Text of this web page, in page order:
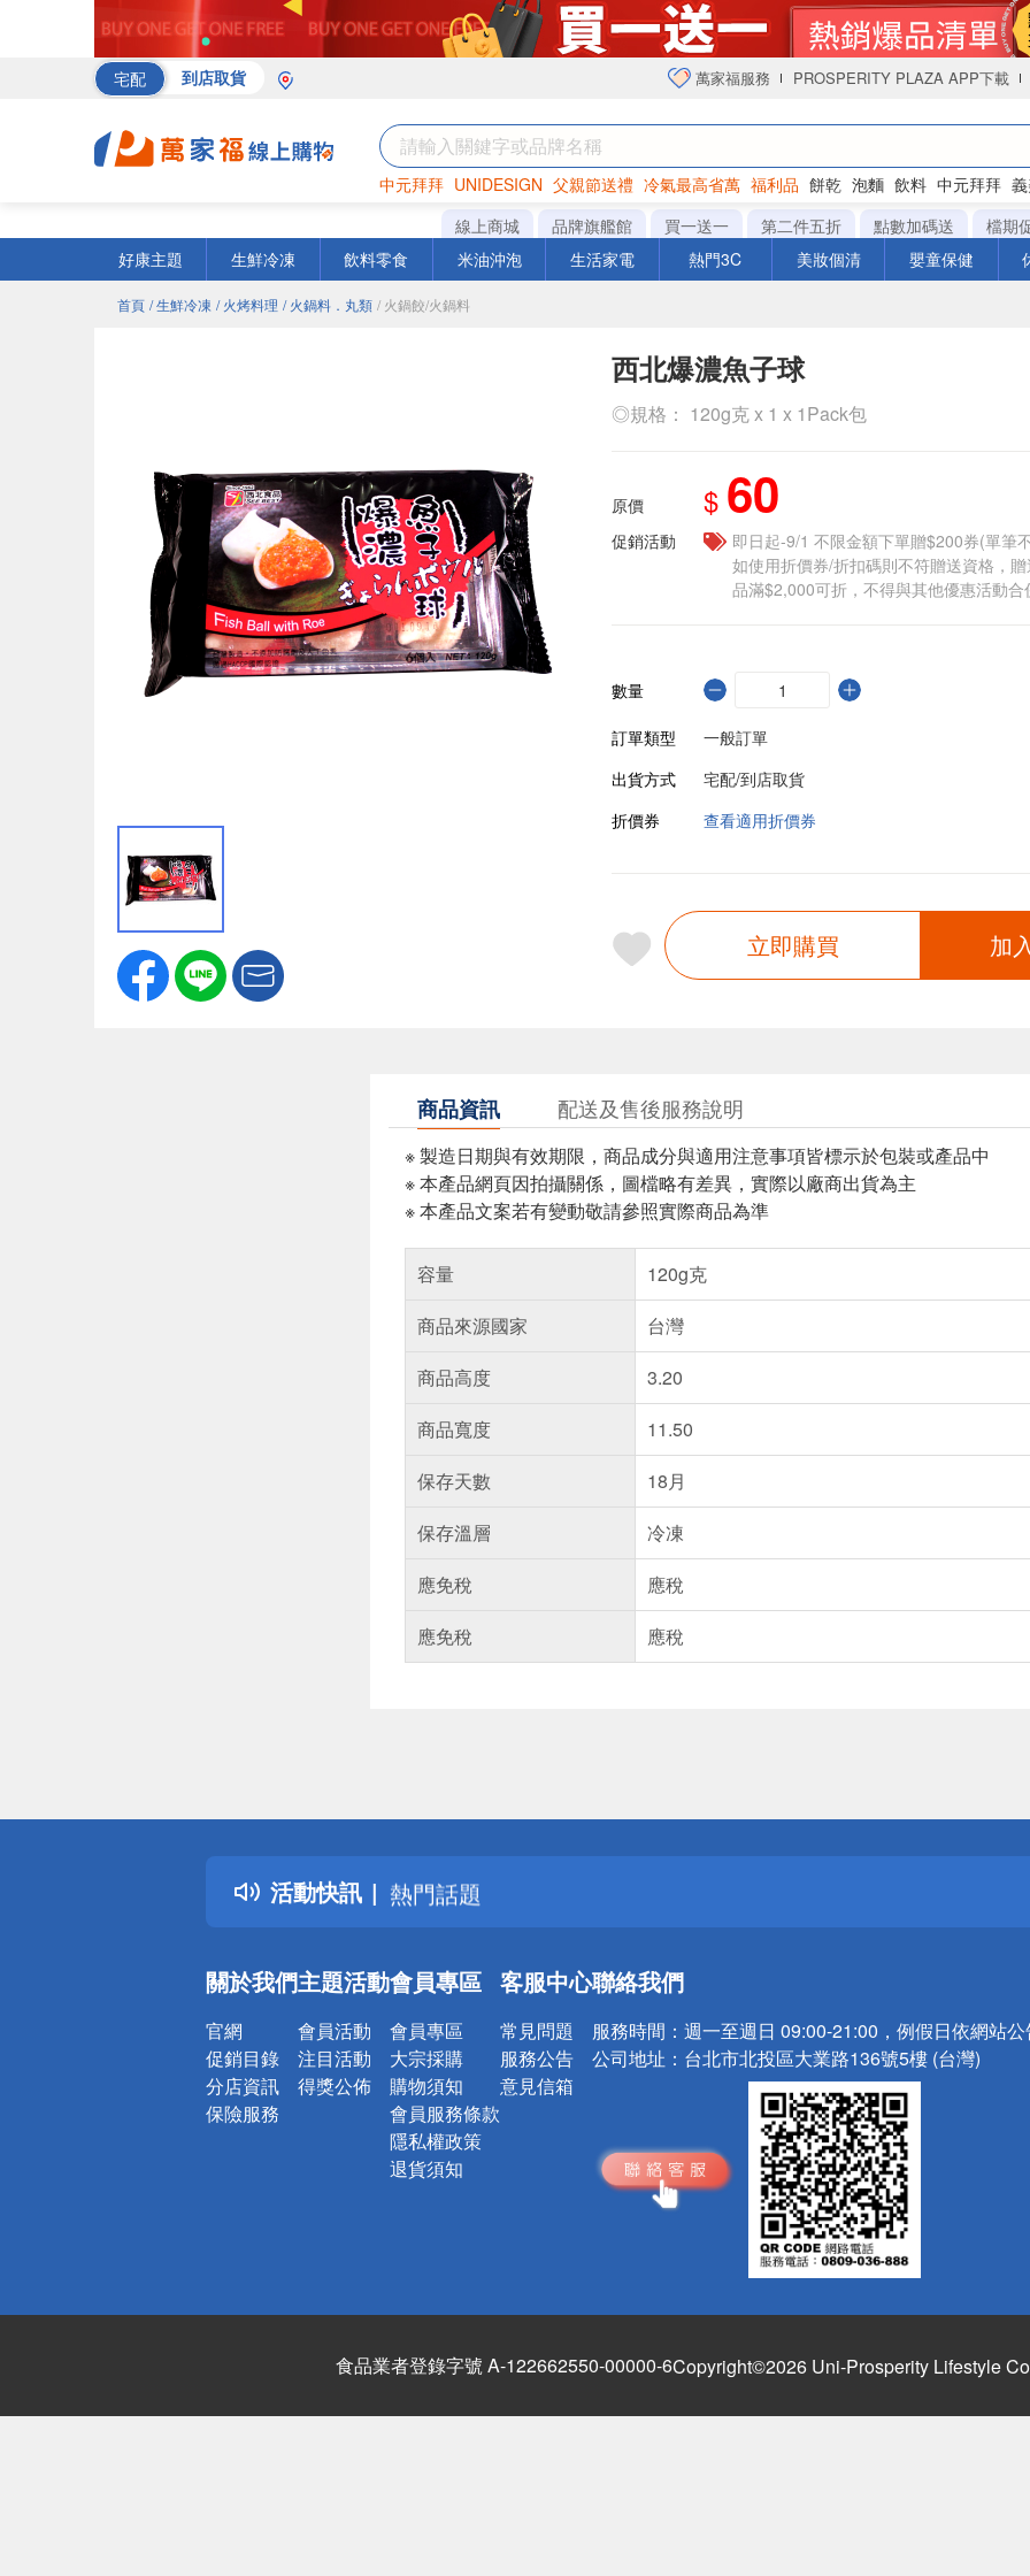
宅配 到店取貨 萬家福服務 PROSPERITY PLAZA APP下載
中元拜拜 UNIDESIGN 父親節送禮 冷氣最高省萬 福利品 餅乾 泡麵 飲料 中元拜拜
巧克力 罐頭 衛生紙
線上商城 品牌旗艦館 買一送一 第二件五折 點數加碼送 檔期
好康主題
生鮮冷凍 飲料零食 米油沖泡 生活家電 熱門3C 美妝個清 嬰童保健
首頁 / 生鮮冷凍 / 火烤料理 / 火鍋料．丸類 / 火鍋餃/火鍋料
西北爆濃魚子球
◎規格： 120g克 x 1 x 1Pack包
原價 $ 60
促銷活動
即日起-9/1 不限金額下單贈$200券(單筆
如使用折價券/折扣碼則不符贈送資格，
品滿$2,000可折，不得與其他優惠活動合
數量
訂單類型
一般訂單
出貨方式
宅配/到店取貨
折價券
查看適用折價券
立即購買 加
商品資訊 配送及售後服務說明
※ 製造日期與有效期限，商品成分與適用注意事項皆標示於包裝或產品中
※ 本產品網頁因拍攝關係，圖檔略有差異，實際以廠商出貨為主
※ 本產品文案若有變動敬請參照實際商品為準
容量
120g克
商品來源國家
台灣
商品高度
3.20
商品寬度
11.50
保存天數
18月
保存溫層
冷凍
應免稅
應稅
應免稅
應稅
活動快訊
詐騙網頁！請小心！
得獎公告
熱門話題
銀行優惠
詐騙網頁！請小心！
關於我們
官網
促銷目錄
分店資訊
保險服務
主題活動
會員活動
注目活動
得獎公佈
會員專區
會員專區
大宗採購
購物須知
會員服務條款
隱私權政策
退貨須知
客服中心
常見問題
服務公告
意見信箱
聯絡我們
服務時間： 週一至週日 09:00-21:00，例假日依網站
公司地址： 台北市北投區大業路136號5樓 (台灣)
食品業者登錄字號 A-122662550-00000-6Copyright©2026 Uni-Prosperity Lifestyle